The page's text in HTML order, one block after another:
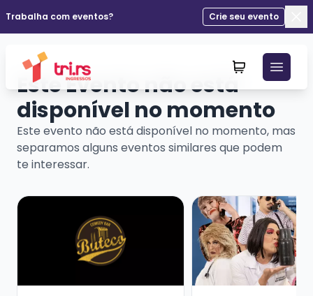
Trabalha com eventos?
Crie seu evento
Este Evento não está
disponível no momento
Este evento não está disponível no momento, mas
separamos alguns eventos similares que podem
te interessar.
Veja mais sobre APOSTOLO ARNALDO - PESADO
Veja mais sobre